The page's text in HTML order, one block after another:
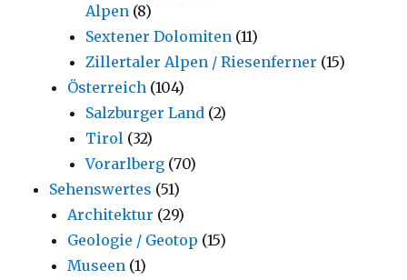
Alpen (8)
Sextener Dolomiten (11)
Zillertaler Alpen / Riesenferner (15)
Österreich (104)
Salzburger Land (2)
Tirol (32)
Vorarlberg (70)
Sehenswertes (51)
Architektur (29)
Geologie / Geotop (15)
Museen (1)